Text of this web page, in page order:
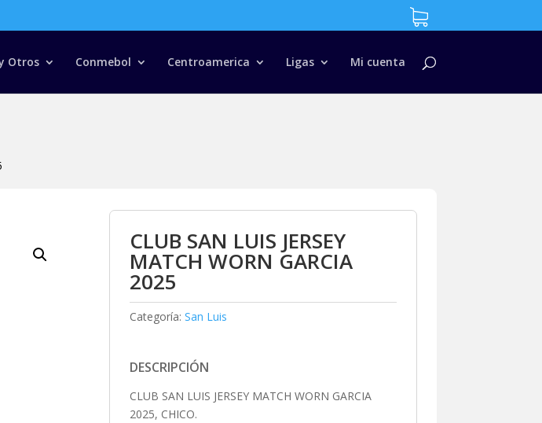
Otros Conmebol Centroamerica Ligas Mi cuenta
Búsqueda
productos
CLUB SAN LUIS JERSEY
MATCH WORN GARCIA
2025
Categoría: San Luis
DESCRIPCIÓN
CLUB SAN LUIS JERSEY MATCH WORN GARCIA
2025, CHICO.